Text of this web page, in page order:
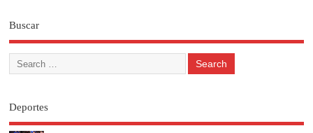
Buscar
Deportes